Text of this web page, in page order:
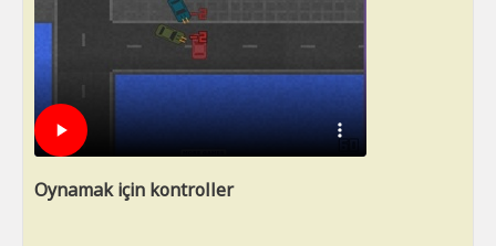
Oynamak için kontroller